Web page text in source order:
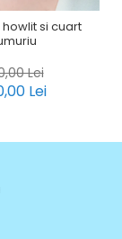
si cuart
Lei
Lei